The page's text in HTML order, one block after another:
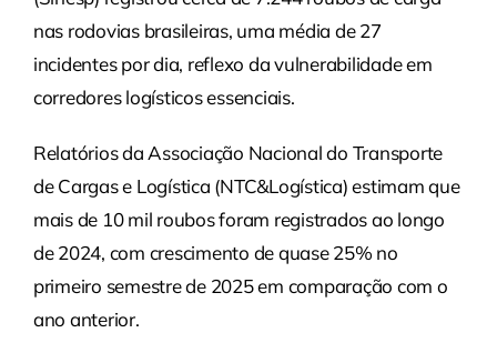
nas rodovias brasileiras, uma média de 27
incidentes por dia, reflexo da vulnerabilidade em
corredores logísticos essenciais.
Relatórios da Associação Nacional do Transporte
de Cargas e Logística (NTC&Logística) estimam que
mais de 10 mil roubos foram registrados ao longo
de 2024, com crescimento de quase 25% no
primeiro semestre de 2025 em comparação com o
ano anterior.